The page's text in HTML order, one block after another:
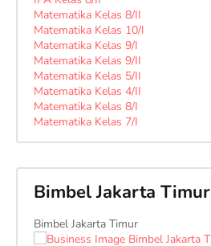
Matematika Kelas 8/II
Matematika Kelas 10/I
Matematika Kelas 9/I
Matematika Kelas 9/II
Matematika Kelas 5/II
Matematika Kelas 4/II
Matematika Kelas 8/I
Matematika Kelas 7/I
Bimbel Jakarta Timur
Bimbel Jakarta Timur